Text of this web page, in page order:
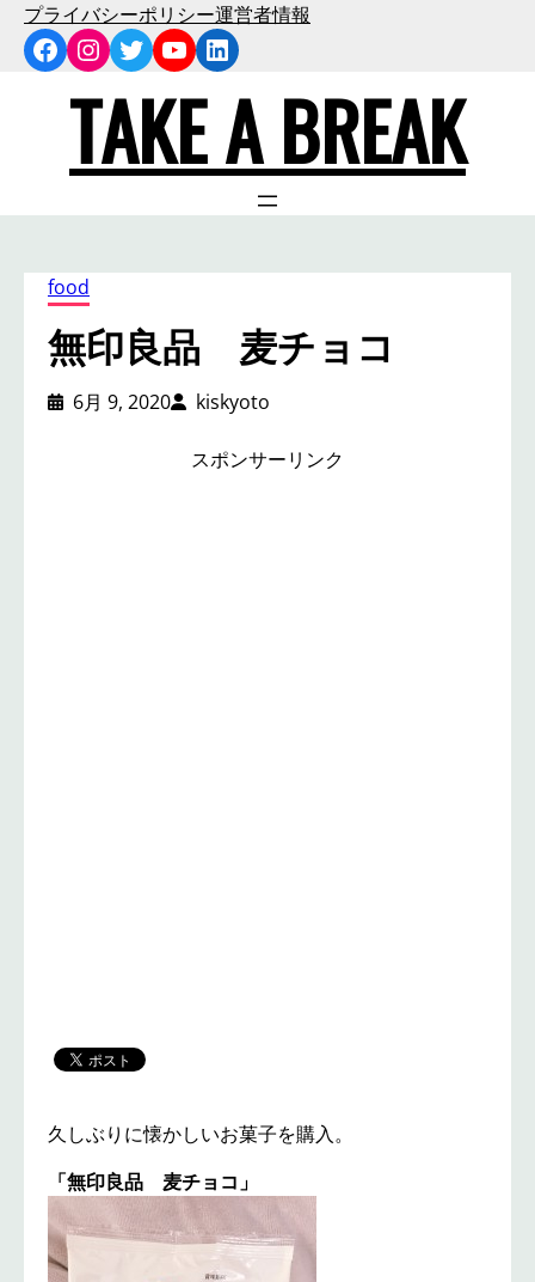
プライバシーポリシー運営者情報
Facebook
Instagram
Twitter
YouTube
LinkedIn
TAKE A BREAK
food
無印良品 麦チョコ
6月 9, 2020 kiskyoto
スポンサーリンク
久しぶりに懐かしいお菓子を購入。
「無印良品 麦チョコ」